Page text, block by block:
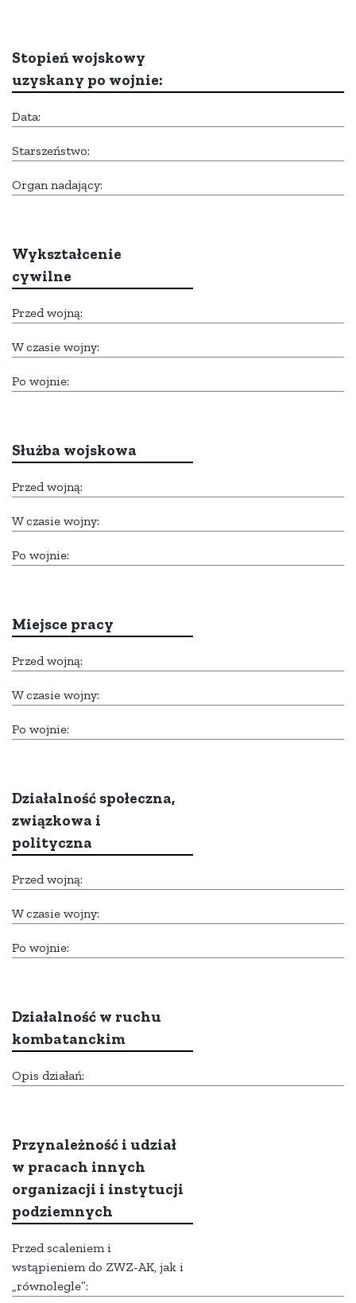
Stopień wojskowy
uzyskany po wojnie:
Data:
Starszeństwo:
Organ nadający:
Wykształcenie
cywilne
Przed wojną:
W czasie wojny:
Po wojnie:
Służba wojskowa
Przed wojną:
W czasie wojny:
Po wojnie:
Miejsce pracy
Przed wojną:
W czasie wojny:
Po wojnie:
Działalność społeczna,
związkowa i
polityczna
Przed wojną:
W czasie wojny:
Po wojnie:
Działalność w ruchu
kombatanckim
Opis działań:
Przynależność i udział
w pracach innych
organizacji i instytucji
podziemnych
Przed scaleniem i
wstąpieniem do ZWZ-AK, jak i
„równolegle”: